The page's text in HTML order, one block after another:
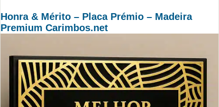
Honra & Mérito – Placa Prémio – Madeira
Premium Carimbos.net